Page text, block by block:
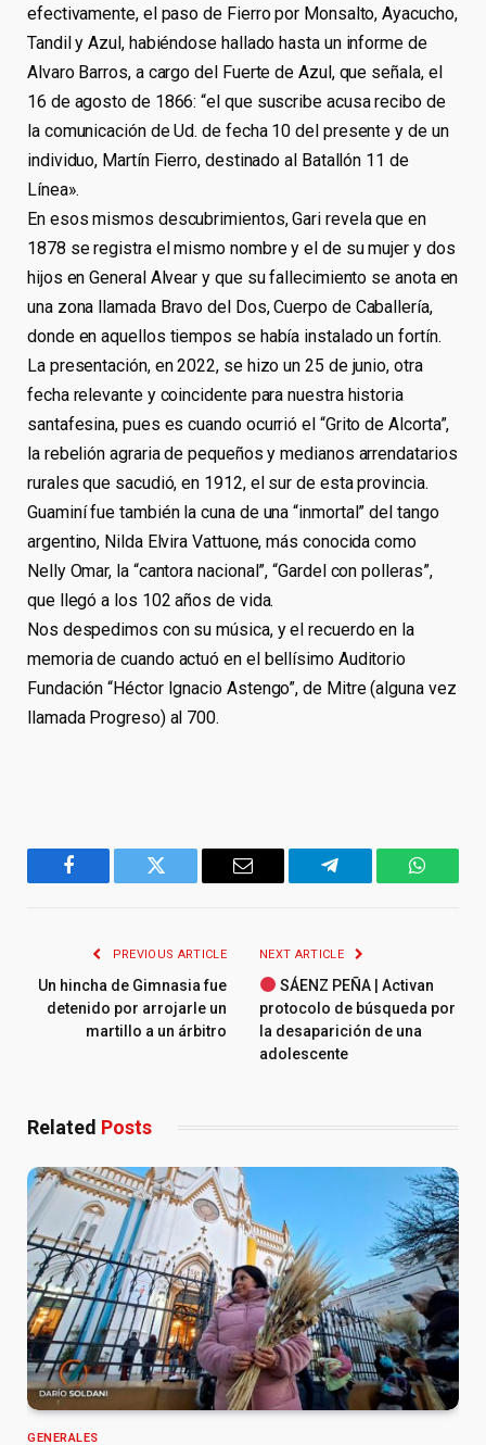
efectivamente, el paso de Fierro por Monsalto, Ayacucho,
Tandil y Azul, habiéndose hallado hasta un informe de
Alvaro Barros, a cargo del Fuerte de Azul, que señala, el
16 de agosto de 1866: “el que suscribe acusa recibo de
la comunicación de Ud. de fecha 10 del presente y de un
individuo, Martín Fierro, destinado al Batallón 11 de
Línea».
En esos mismos descubrimientos, Gari revela que en
1878 se registra el mismo nombre y el de su mujer y dos
hijos en General Alvear y que su fallecimiento se anota en
una zona llamada Bravo del Dos, Cuerpo de Caballería,
donde en aquellos tiempos se había instalado un fortín.
La presentación, en 2022, se hizo un 25 de junio, otra
fecha relevante y coincidente para nuestra historia
santafesina, pues es cuando ocurrió el “Grito de Alcorta”,
la rebelión agraria de pequeños y medianos arrendatarios
rurales que sacudió, en 1912, el sur de esta provincia.
Guaminí fue también la cuna de una “inmortal” del tango
argentino, Nilda Elvira Vattuone, más conocida como
Nelly Omar, la “cantora nacional”, “Gardel con polleras”,
que llegó a los 102 años de vida.
Nos despedimos con su música, y el recuerdo en la
memoria de cuando actuó en el bellísimo Auditorio
Fundación “Héctor Ignacio Astengo”, de Mitre (alguna vez
llamada Progreso) al 700.
Facebook Twitter Email Telegram
PREVIOUS ARTICLE
Un hincha de Gimnasia fue
detenido por arrojarle un
martillo a un árbitro
NEXT ARTICLE
SÁENZ PEÑA | Activan
protocolo de búsqueda por
la desaparición de una
adolescente
Related Posts
GENERALES